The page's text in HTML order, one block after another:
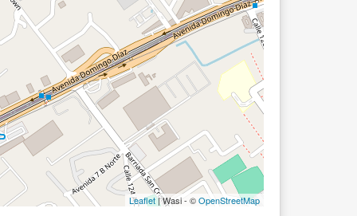
Leaflet| Wasi - ©OpenStreetMap